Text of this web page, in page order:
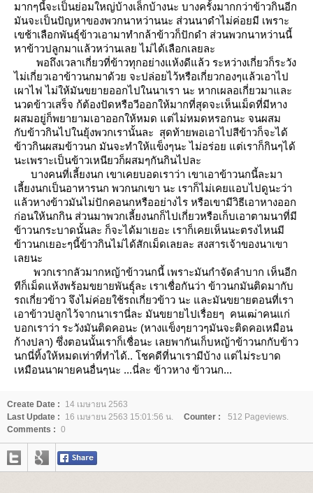
มากๆนี้จะเป็นย่อมใหญ่บ้างเล็กบ้างนะ บางครั้งมากกว่าข้าวกินอีก
มันจะเป็นปัญหาของพวกนาหว่านนะ ส่วนนาดำไม่ค่อยมี เพราะ
เขช้าเลือกพันธุ์ข้าวเอามาทำกล้าข้าวก็ปักดำ ส่วนพวกนาหว่านนี้
หาข้าวปลูกมาแล้วหว่านเลย ไม่ได้เลือกเลยละ
พอถึงเวลาเกี่ยวที่ข้าวทุกอย่างแห้งดีแล้ว ระหว่างเกี่ยวก็ระวัง
ไม่เกี่ยวเอาข้าวนกมาด้วย จะปล่อยไว้หรือเกี่ยวกองๆแล้วเอาไป
เผาไฟ ไม่ให้มันขยายออกไปในนาเรา นะ หากเผลอเกี่ยวมาและ
นวดข้าวเสร็จ ก้ต้องปัดหรือวีออกให้มากที่สุดจะเห็นเม็ดที่มีหาง
ผสมอยู่ก็พยายามเอาออกให้หมด แต่ไม่หมดหรอกนะ จนผสม
กับข้าวกินไปในยุ้งพวกเรานั้นละ สุดท้ายพอเอาไปสีข้าวก็จะได้
ข้าวกินผสมข้าวนก มันจะทำให้แข็งๆนะ ไม่อร่อย แต่เราก็กินๆได้
นะเพราะเป็นข้าวเหนียวก็ผสมๆกันกินไปละ
บางคนที่เลี้ยงนก เขาเคยบอดเราว่า เขาเอาข้าวนกนี้ละมา
เลี้ยงนกเป็นอาหารนก พวกนกเขา นะ เราก็ไม่เคยแอบไปดูนะว่า
ล้วหางข้าวมันไม่ปักคอนกหรืออย่างไร หรือเขามีวิธีเอาหางออก
ก่อนให้นกกิน ส่วนมาพวกเลี้ยงนกก็ไปเกี่ยวหรือเก็บเอาตามนาที่มี
ข้าวนกระบาดนั้นละ ก็จะได้มาเยอะ เราก็เคยเห็นนะตรงไหนมี
ข้าวนกเยอะๆนี้ข้าวกินไม่ได้สักเม็ดเลยละ สงสารเจ้าของนาเขา
เลยนะ
พวกเรากลัวมากหญ้าข้าวนกนี้ เพราะมันกำจัดลำบาก เห็นอีก
ทีก็เม็ดแห้งพร้อมขยายพันธฺุ์ละ เราเชื่อกันว่า ข้าวนกมันติดมากับ
รถเกี่ยวข้าว จึงไม่ค่อยใช้รถเกี่ยวข้าว นะ และมันขยายตอนที่เรา
เอาข้าวปลูกไว้จากนาเรานี่ละ มันขยายไปเรื่อยๆ คนเฒ่าคนแก่
บอกเราว่า ระวังมันติดคอนะ (หางแข็งๆยาวๆมันจะติดคอเหมือน
ก้างปลา) ซึ่งตอนนั้นเราก็เชื่อนะ เลยพากันเก็บหญ้าข้าวนกกับข้าว
นกนี่ทิ้งให้หมดเท่าที่ทำได้.. โชคดีที่นาเรามีบ้าง แต่ไม่ระบาด
เหมือนนาผายคนอื่นๆนะ ...นี่ละ ข้าวหาง ข้าวนก...
Create Date :
14 เมษายน 2563
Last Update :
16 เมษายน 2563 15:01:56 น. Counter :
512 Pageviews.
Comments : 0